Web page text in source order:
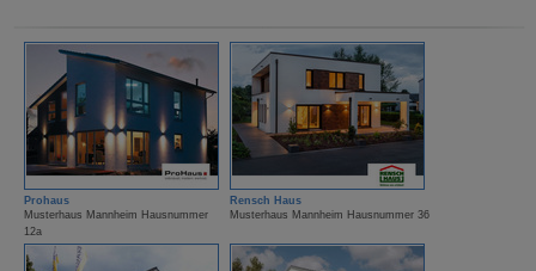
Prohaus
Musterhaus Mannheim Hausnummer
12a
Rensch Haus
Musterhaus Mannheim Hausnummer 36